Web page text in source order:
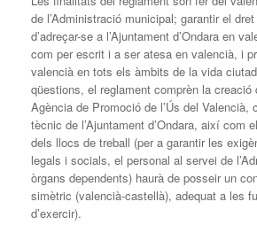
de l’Administració municipal; garantir el
d’adreçar-se a l’Ajuntament d’Ondara en
com per escrit i a ser atesa en valencià, i
valencià en tots els àmbits de la vida
qüestions, el reglament comprèn la creació
Agència de Promoció de l’Ús del Valencià,
tècnic de l’Ajuntament d’Ondara, així com
dels llocs de treball (per a garantir les
legals i socials, el personal al servei de
òrgans dependents) haurà de posseir un
simètric (valencià-castellà), adequat a les
d’exercir).